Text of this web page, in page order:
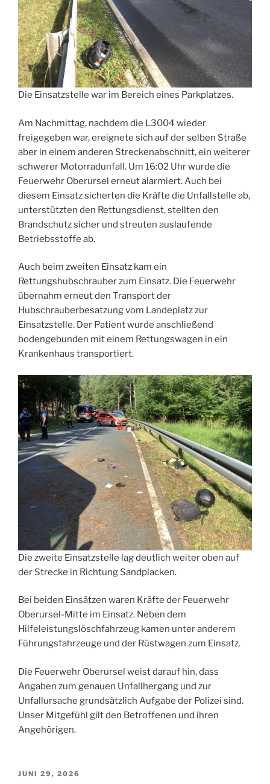
Die Einsatzstelle war im Bereich eines Parkplatzes.
Am Nachmittag, nachdem die L3004 wieder
freigegeben war, ereignete sich auf der selben Straße
aber in einem anderen Streckenabschnitt, ein weiterer
schwerer Motorradunfall. Um 16:02 Uhr wurde die
Feuerwehr Oberursel erneut alarmiert. Auch bei
diesem Einsatz sicherten die Kräfte die Unfallstelle ab,
unterstützten den Rettungsdienst, stellten den
Brandschutz sicher und streuten auslaufende
Betriebsstoffe ab.
Auch beim zweiten Einsatz kam ein
Rettungshubschrauber zum Einsatz. Die Feuerwehr
übernahm erneut den Transport der
Hubschrauberbesatzung vom Landeplatz zur
Einsatzstelle. Der Patient wurde anschließend
bodengebunden mit einem Rettungswagen in ein
Krankenhaus transportiert.
Die zweite Einsatzstelle lag deutlich weiter oben auf
der Strecke in Richtung Sandplacken.
Bei beiden Einsätzen waren Kräfte der Feuerwehr
Oberursel-Mitte im Einsatz. Neben dem
Hilfeleistungslöschfahrzeug kamen unter anderem
Führungsfahrzeuge und der Rüstwagen zum Einsatz.
Die Feuerwehr Oberursel weist darauf hin, dass
Angaben zum genauen Unfallhergang und zur
Unfallursache grundsätzlich Aufgabe der Polizei sind.
Unser Mitgefühl gilt den Betroffenen und ihren
Angehörigen.
VERÖFFENTLICHT
JUNI 29, 2026